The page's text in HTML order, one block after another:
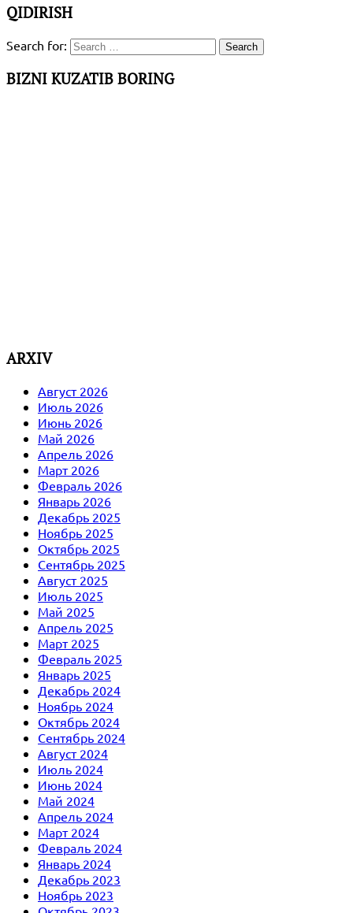
QIDIRISH
Search for:
BIZNI KUZATIB BORING
ARXIV
Август 2026
Июль 2026
Июнь 2026
Май 2026
Апрель 2026
Март 2026
Февраль 2026
Январь 2026
Декабрь 2025
Ноябрь 2025
Октябрь 2025
Сентябрь 2025
Август 2025
Июль 2025
Май 2025
Апрель 2025
Март 2025
Февраль 2025
Январь 2025
Декабрь 2024
Ноябрь 2024
Октябрь 2024
Сентябрь 2024
Август 2024
Июль 2024
Июнь 2024
Май 2024
Апрель 2024
Март 2024
Февраль 2024
Январь 2024
Декабрь 2023
Ноябрь 2023